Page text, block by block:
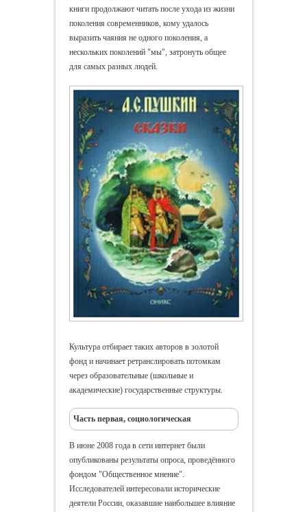
книги продолжают читать после ухода из жизни
поколения современников, кому удалось
выразить чаяния не одного поколения, а
нескольких поколений "мы", затронуть общее
для самых разных людей.
Культура отбирает таких авторов в золотой
фонд и начинает ретранслировать потомкам
через образовательные (школьные и
академические) государственные структуры.
Часть первая, социологическая
В июне 2008 года в сети интернет были
опубликованы результаты опроса, проведённого
фондом "Общественное мнение".
Исследователей интересовали исторические
деятели России, оказавшие наибольшее влияние